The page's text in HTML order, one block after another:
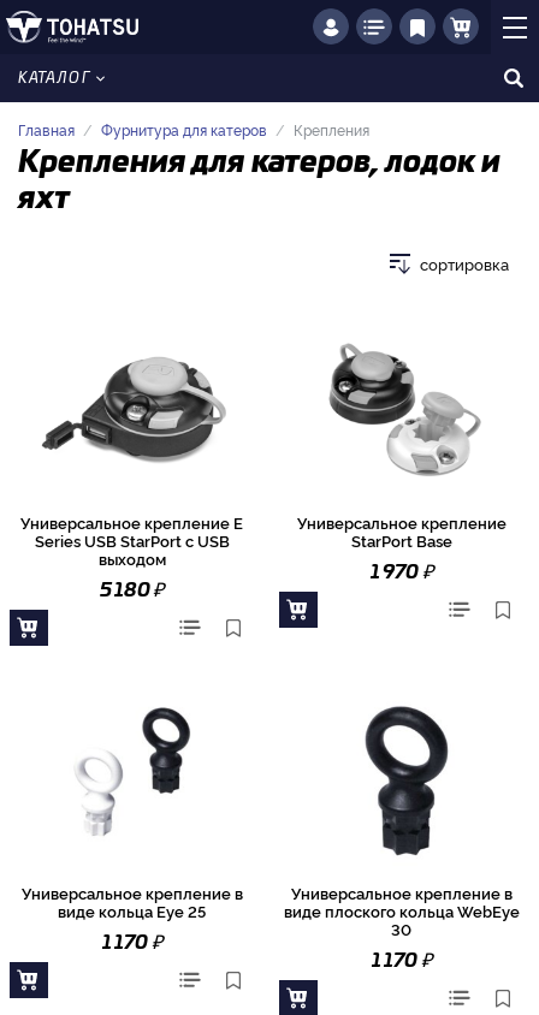
КАТАЛОГ
Главная Фурнитура для катеров Крепления
Крепления для катеров, лодок и
яхт
сортировка
Универсальное крепление E
Series USB StarPort с USB
выходом
5 180₽
Универсальное крепление
StarPort Base
1 970₽
Универсальное крепление в
виде кольца Eye 25
1 170₽
Универсальное крепление в
виде плоского кольца WebEye
30
1 170₽